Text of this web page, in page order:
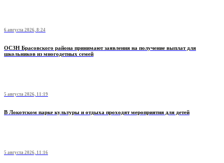
6 августа 2026, 8:24
ОСЗН Брасовского района принимают заявления на получение выплат для
школьников из многодетных семей
5 августа 2026, 11:19
В Локотском парке культуры и отдыха проходят мероприятия для детей
5 августа 2026, 11:16